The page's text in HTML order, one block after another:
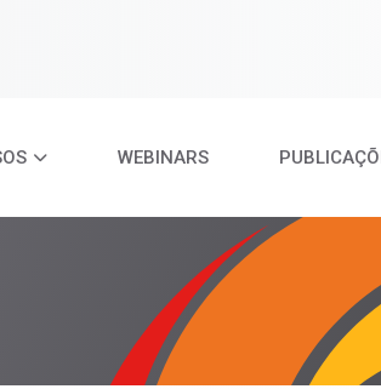
WEBINARS